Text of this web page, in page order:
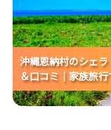
沖縄恩納村のシェ
＆口コミ｜家族旅
沖縄恩納村のシェ
＆口コミ｜家族旅
沖縄恩納村のシェ
＆口コミ｜家族旅